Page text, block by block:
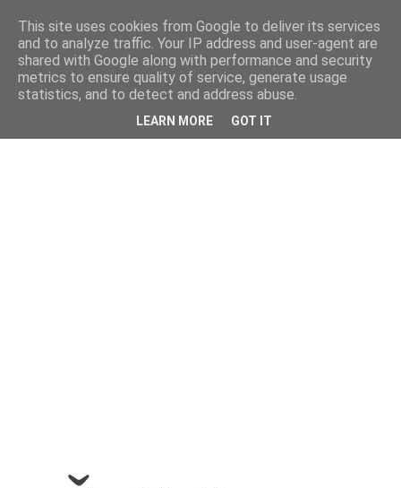
This site uses cookies from Google to deliver its services
and to analyze traffic. Your IP address and user-agent are
shared with Google along with performance and security
metrics to ensure quality of service, generate usage
statistics, and to detect and address abuse.
LEARN MORE GOT IT